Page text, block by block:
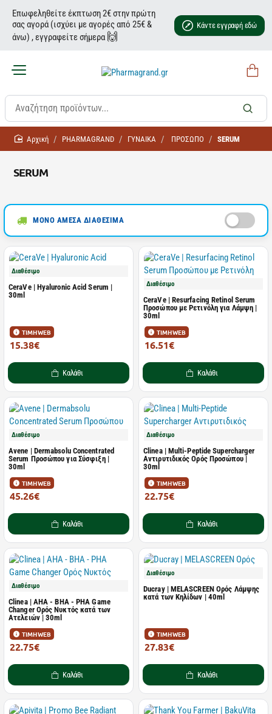
Επωφεληθείτε έκπτωση 2€ στην πρώτη
σας αγορά (ισχύει με αγορές από 25€ &
άνω) , εγγραφείτε σήμερα 🙌
Κάντε εγγραφή εδώ
SERUM
homePHARMAGRAND ΓΥΝΑΙΚΑ ΠΡΟΣΩΠΟ SERUM
ΜΟΝΟ ΑΜΕΣΑ ΔΙΑΘΕΣΙΜΑ
Διαθέσιμο
CeraVe | Hyaluronic Acid Serum |
30ml
ΤΙΜΗ WEB
15.38€
Καλάθι
Διαθέσιμο
CeraVe | Resurfacing Retinol Serum
Προσώπου με Ρετινόλη για Λάμψη |
30ml
ΤΙΜΗ WEB
16.51€
Καλάθι
Διαθέσιμο
Avene | Dermabsolu Concentrated
Serum Προσώπου για Σύσφιξη |
30ml
ΤΙΜΗ WEB
45.26€
Καλάθι
Διαθέσιμο
Clinea | Multi-Peptide Supercharger
Αντιρυτιδικός Ορός Προσώπου |
30ml
ΤΙΜΗ WEB
22.75€
Καλάθι
Διαθέσιμο
Clinea | AHA - BHA - PHA Game
Changer Ορός Νυκτός κατά των
Ατελειών | 30ml
ΤΙΜΗ WEB
22.75€
Καλάθι
Διαθέσιμο
Ducray | MELASCREEN Ορός Λάμψης
κατά των Κηλίδων | 40ml
ΤΙΜΗ WEB
27.83€
Καλάθι